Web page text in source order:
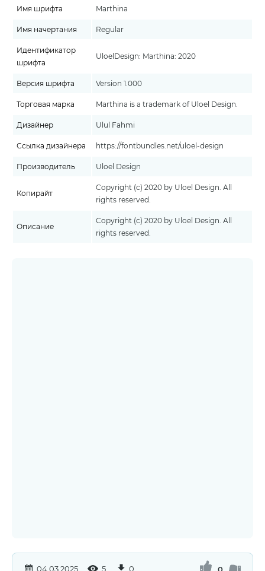
Имя шрифта Marthina
Имя начертания Regular
Идентификатор
шрифта
UloelDesign: Marthina: 2020
Версия шрифта Version 1.000
Торговая марка Marthina is a trademark of Uloel Design.
Дизайнер Ulul Fahmi
Ссылка дизайнера https://fontbundles.net/uloel-design
Производитель Uloel Design
Копирайт
Copyright (c) 2020 by Uloel Design. All
rights reserved.
Описание
Copyright (c) 2020 by Uloel Design. All
rights reserved.
04.03.2025 5 0